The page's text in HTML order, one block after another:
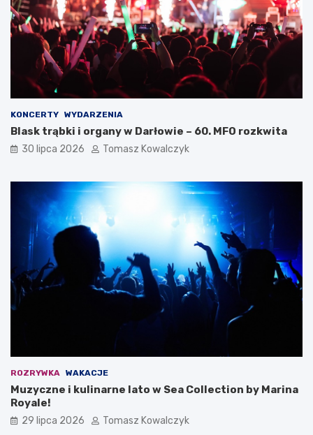
KONCERTY WYDARZENIA
Blask trąbki i organy w Darłowie – 60. MFO rozkwita
30 lipca 2026 Tomasz Kowalczyk
ROZRYWKA WAKACJE
Muzyczne i kulinarne lato w Sea Collection by Marina
Royale!
29 lipca 2026 Tomasz Kowalczyk